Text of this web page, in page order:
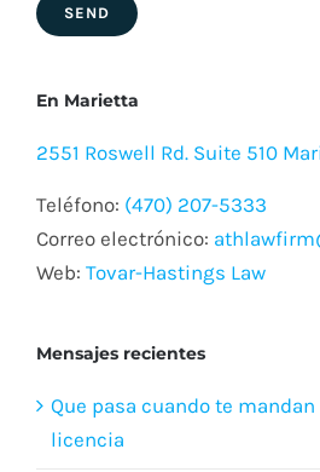
En Marietta
2551 Roswell Rd. Suite 510
Teléfono: (470) 207-5333
Correo electrónico:
Web: Tovar-Hastings Law
Mensajes recientes
Que pasa cuando te
licencia